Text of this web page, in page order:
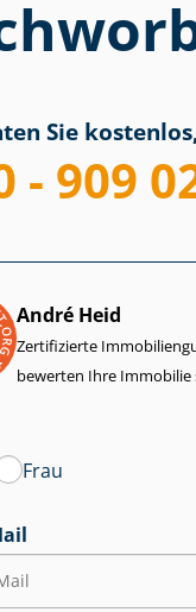
Sie
- 909
André Heid
Zertifizierte
bewerten Ihre Immobilie
Frau